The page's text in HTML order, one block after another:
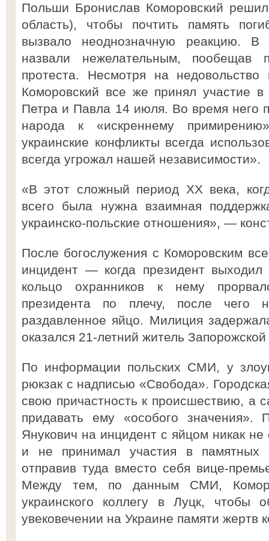
Польши Бронислав Коморовский
область), чтобы почтить память
вызвало неоднозначную реакцию.
назвали нежелательным, пообещав
протеста. Несмотря на недовольство
Коморовский все же принял участие
Петра и Павла 14 июля. Во время него
народа к «искреннему
украинские конфликты всегда
всегда угрожал нашей независимости».
«В этот сложный период ХХ века,
всего была нужна взаимная
украинско-польские отношения», —
После богослужения с Коморовским
инцидент — когда президент выходил
кольцо охранников к нему
президента по плечу, после чего
раздавленное яйцо. Милиция
оказался 21-летний житель
По информации польских СМИ, у
рюкзак с надписью «Свобода».
свою причастность к происшествию, а
придавать ему «особого значения».
Янукович на инцидент с яйцом никак
и не принимал участия в памятных
отправив туда вместо себя вице-
Между тем, по данным СМИ,
украинского коллегу в Луцк, чтобы
увековечении на Украине памяти жертв